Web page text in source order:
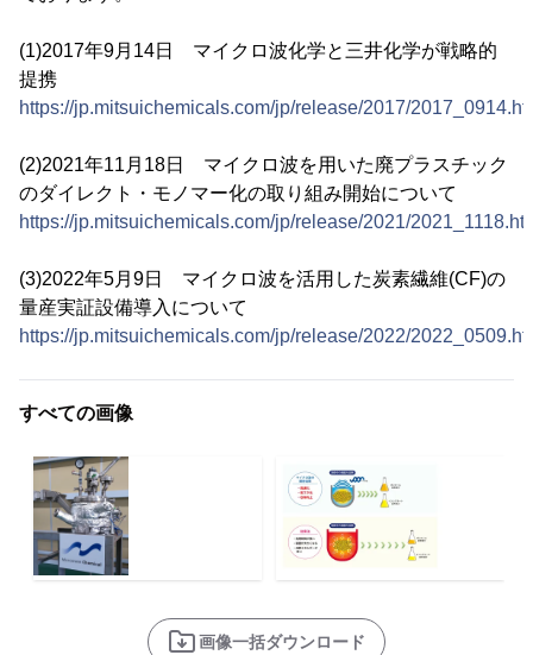
(1)2017年9月14日 マイクロ波化学と三井化学が戦略的
提携
https://jp.mitsuichemicals.com/jp/release/2017/
(2)2021年11月18日 マイクロ波を用いた廃プラスチック
のダイレクト・モノマー化の取り組み開始について
https://jp.mitsuichemicals.com/jp/release/2021/
(3)2022年5月9日 マイクロ波を活用した炭素繊維(CF)の
量産実証設備導入について
https://jp.mitsuichemicals.com/jp/release/2022/
すべての画像
画像一括ダウンロード